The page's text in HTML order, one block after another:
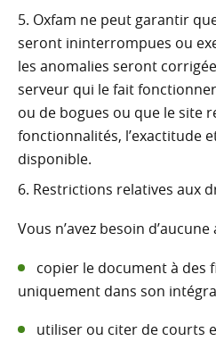
Oxfam ne peut garantir
seront ininterrompues ou
les anomalies seront
serveur qui le fait
ou de bogues ou que le site
fonctionnalités, l’exactitude
disponible.
Restrictions relatives aux
Vous n’avez besoin
copier le document à des
uniquement dans son
utiliser ou citer de courts